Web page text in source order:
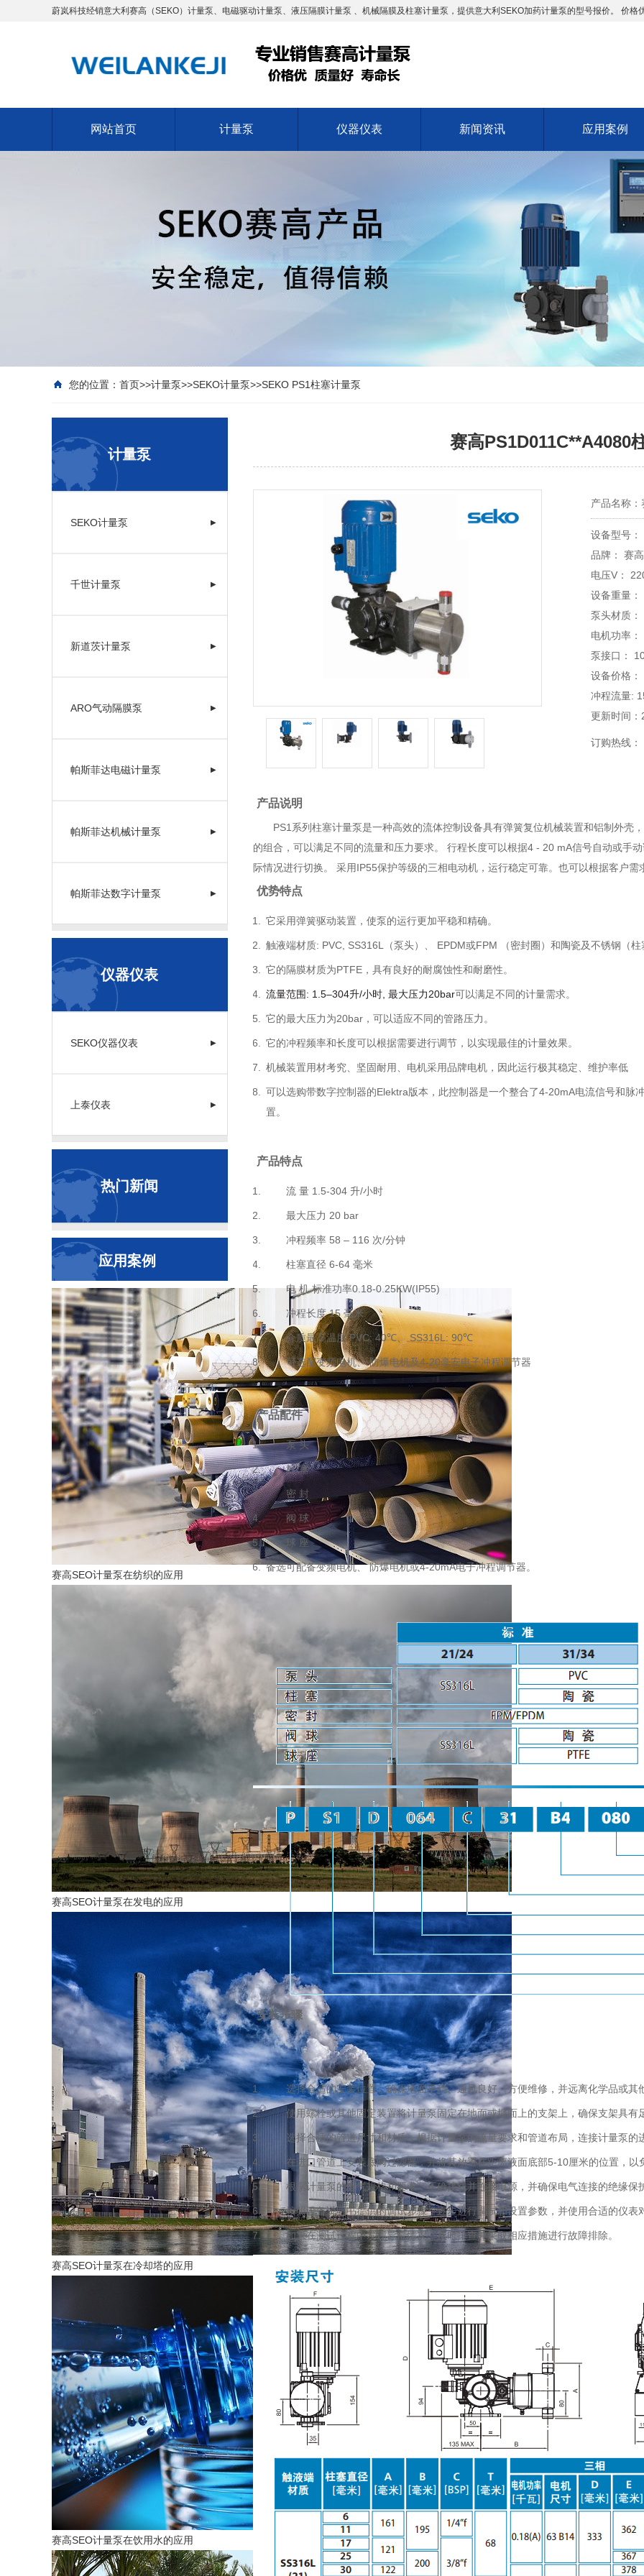
蔚岚科技经销意大利赛高（SEKO）计量泵、电磁驱动计量泵、液压隔膜计量泵 、机械隔膜及柱塞计量泵，提供意大利SEKO加药计量泵的型号报价。 价格
网站首页 计量泵 仪器仪表 新闻资讯 应用案例
您的位置： 首页>>计量泵>>SEKO计量泵>>SEKO PS1柱塞计量泵
计量泵
SEKO计量泵 ▶
千世计量泵 ▶
新道茨计量泵 ▶
ARO气动隔膜泵 ▶
帕斯菲达电磁计量泵 ▶
帕斯菲达机械计量泵 ▶
帕斯菲达数字计量泵 ▶
仪器仪表
SEKO仪器仪表 ▶
上泰仪表 ▶
热门新闻
应用案例
赛高SEO计量泵在纺织的应用
赛高SEO计量泵在发电的应用
赛高SEO计量泵在冷却塔的应用
赛高SEO计量泵在饮用水的应用
赛高PS1D011C**A4080
产品名称
设备型号：
品牌：
电压V：
设备重量
泵头材质：
电机功率：
泵接口：
设备价格：
冲程流量:
更新时间
订购热线：
产品说明
PS1系列柱塞计量泵是一种高效的流体控制设备具有弹簧复位机械装置和铝制外壳
的组合，可以满足不同的流量和压力要求。 行程长度可以根据4 - 20 mA信号自动或手
际情况进行切换。 采用IP55保护等级的三相电动机，运行稳定可靠。也可以根据客户需
优势特点
它采用弹簧驱动装置，使泵的运行更加平稳和精确。
触液端材质: PVC, SS316L （泵头）、 EPDM或FPM （密封圈）和陶瓷及不锈钢（柱
它的隔膜材质为PTFE，具有良好的耐腐蚀性和耐磨性。
流量范围: 1.5–304升/小时 最大压力20bar可以满足不同的计量需求。
它的最大压力为20bar，可以适应不同的管路压力。
它的冲程频率和长度可以根据需要进行调节，以实现最佳的计量效果。
机械装置用材考究、坚固耐用、电机采用品牌电机，因此运行极其稳定、维护率低
可以选购带数字控制器的Elektra版本，此控制器是一个整合了4-20mA电流信号和脉
置。
产品特点
流 量 1.5-304 升/小时
最大压力 20 bar
冲程频率 58 – 116 次/分钟
柱塞直径 6-64 毫米
电 机 标准功率0.18-0.25KW(IP55)
冲程长度 15 毫米
介质最高温度 PVC: 40℃、 SS316L: 90℃
可选配变频电机、 防爆电机及4-20毫安电子冲程调节器
产品配件
泵 头
柱 塞
密 封
阀 球
球 座
备选可配备变频电机、 防爆电机或4-20mA电子冲程调节器。
安装步骤
选择合适的安装位置，确保地面平稳、通风良好、方便维修，并远离化学品或其
使用螺栓或其他固定装置将计量泵固定在地面或墙面上的支架上，确保支架具有
选择合适的管道尺寸和材质，根据计量泵的流量要求和管道布局，连接计量泵的
在进口管道上安装底阀过滤器，并将其放置在距离液面底部5-10厘米的位置，以
根据计量泵的电气规格和要求，正确接线并连接电源，并确保电气连接的绝缘保
按照设备说明书提供的调试步骤，逐步进行调试和设置参数，并使用合适的仪表
如果在测试过程中发现异常情况，及时排查并采取相应措施进行故障排除。